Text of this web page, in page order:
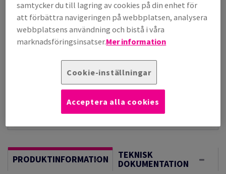
(220 kg )
I LAGER, LÄNGRE LEVERANS, FÖRVÄNTAT LEV.DATUM
18/08/2026
Vägledning om enheter
PRODUKTINFORMATION TEKNISK
DOKUMENTATION
samtycker du till lagring av cookies på din enhet för
att förbättra navigeringen på webbplatsen, analysera
webbplatsens användning och bistå i våra
marknadsföringsinsatser.Mer information
Cookie-inställningar
Acceptera alla cookies